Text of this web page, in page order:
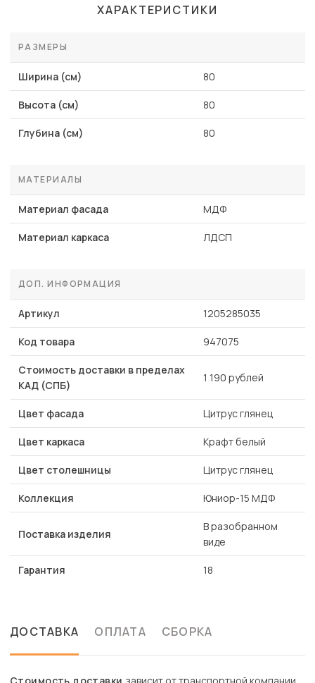
ХАРАКТЕРИСТИКИ
РАЗМЕРЫ
Ширина (см) 80
Высота (см) 80
Глубина (см) 80
МАТЕРИАЛЫ
Материал фасада МДФ
Материал каркаса ЛДСП
ДОП. ИНФОРМАЦИЯ
Артикул 1205285035
Код товара 947075
Стоимость доставки в пределах
КАД (СПБ)
1 190 рублей
Цвет фасада Цитрус глянец
Цвет каркаса Крафт белый
Цвет столешницы Цитрус глянец
Коллекция Юниор-15 МДФ
Поставка изделия
В разобранном
виде
Гарантия 18
ДОСТАВКА ОПЛАТА СБОРКА